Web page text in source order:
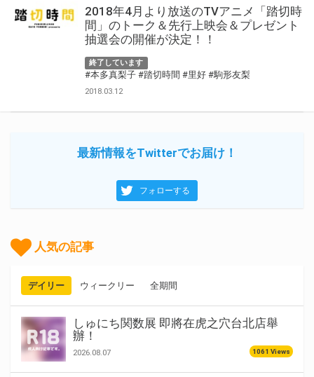
2018年4月より放送のTVアニメ「踏切時
間」のトーク＆先行上映会＆プレゼント
抽選会の開催が決定！！
終了しています
#本多真梨子 #踏切時間 #里好 #駒形友梨
2018.03.12
最新情報をTwitterでお届け！
フォローする
人気の記事
デイリー ウィークリー 全期間
しゅにち関数展 即將在虎之穴台北店舉
辦！
2026.08.07 1061 Views